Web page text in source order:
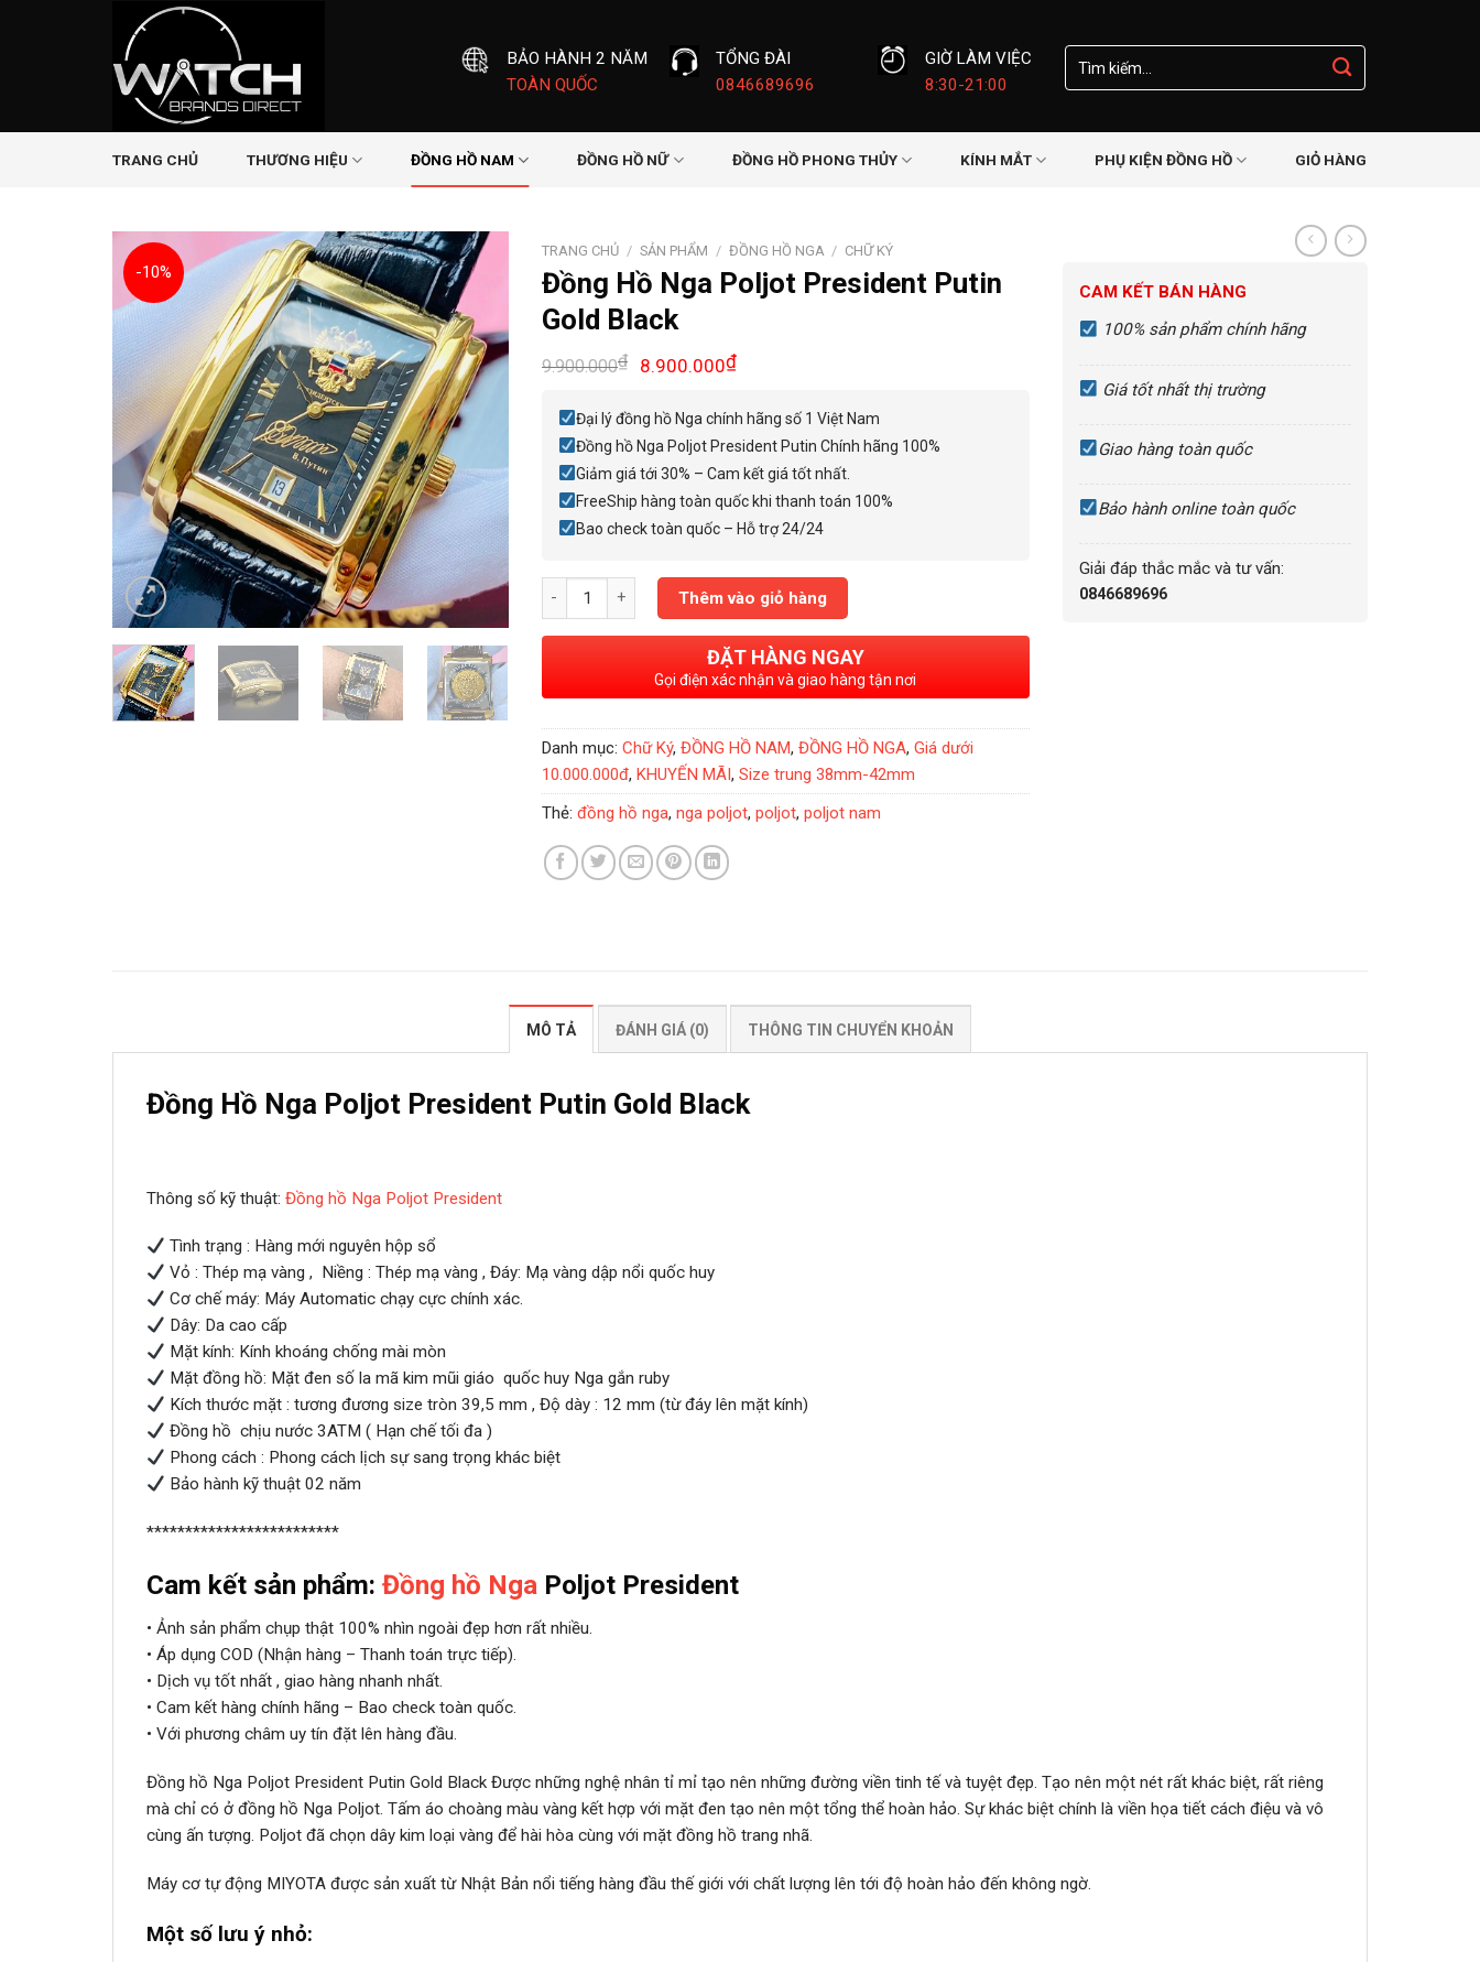
BẢO HÀNH 2 NĂM
TOÀN QUỐC
TỔNG ĐÀI
0846689696
GIỜ LÀM VIỆC
8:30-21:00
Tìm
kiếm:
TRANG CHỦ THƯƠNG HIỆU ĐỒNG HỒ NAM ĐỒNG HỒ NỮ ĐỒNG HỒ PHONG THỦY KÍNH MẮT PHỤ KIỆN ĐỒNG HỒ GIỎ HÀNG
-10%
TRANG CHỦ / SẢN PHẨM / ĐỒNG HỒ NGA / CHỮ KÝ
Đồng Hồ Nga Poljot President Putin
Gold Black
9.900.000₫
Giá
là:
9.900.000₫.
8.900.000₫Giá
tại
là:
8.900.000₫.
Đại lý đồng hồ Nga chính hãng số 1 Việt Nam
Đồng hồ Nga Poljot President Putin Chính hãng 100%
Giảm giá tới 30% – Cam kết giá tốt nhất.
FreeShip hàng toàn quốc khi thanh toán 100%
Bao check toàn quốc – Hỗ trợ 24/24
Đồng Hồ Nga Poljot President Putin Gold Black số lượng
Thêm vào giỏ hàng
ĐẶT HÀNG NGAY
Gọi điện xác nhận và giao hàng tận nơi
Danh mục: Chữ Ký, ĐỒNG HỒ NAM, ĐỒNG HỒ NGA, Giá dưới
10.000.000đ, KHUYẾN MÃI, Size trung 38mm-42mm
Thẻ: đồng hồ nga, nga poljot, poljot, poljot nam
CAM KẾT BÁN HÀNG
100% sản phẩm chính hãng
Giá tốt nhất thị trường
Giao hàng toàn quốc
Bảo hành online toàn quốc
Giải đáp thắc mắc và tư vấn:
0846689696
MÔ TẢ ĐÁNH GIÁ (0) THÔNG TIN CHUYỂN KHOẢN
Đồng Hồ Nga Poljot President Putin Gold Black
Thông số kỹ thuật: Đồng hồ Nga Poljot President
Tình trạng : Hàng mới nguyên hộp sổ
Vỏ : Thép mạ vàng , Niềng : Thép mạ vàng , Đáy: Mạ vàng dập nổi quốc huy
Cơ chế máy: Máy Automatic chạy cực chính xác.
Dây: Da cao cấp
Mặt kính: Kính khoáng chống mài mòn
Mặt đồng hồ: Mặt đen số la mã kim mũi giáo quốc huy Nga gắn ruby
Kích thước mặt : tương đương size tròn 39,5 mm , Độ dày : 12 mm (từ đáy lên mặt kính)
Đồng hồ chịu nước 3ATM ( Hạn chế tối đa )
Phong cách : Phong cách lịch sự sang trọng khác biệt
Bảo hành kỹ thuật 02 năm
*************************
Cam kết sản phẩm: Đồng hồ Nga Poljot President
• Ảnh sản phẩm chụp thật 100% nhìn ngoài đẹp hơn rất nhiều.
• Áp dụng COD (Nhận hàng – Thanh toán trực tiếp).
• Dịch vụ tốt nhất , giao hàng nhanh nhất.
• Cam kết hàng chính hãng – Bao check toàn quốc.
• Với phương châm uy tín đặt lên hàng đầu.
Đồng hồ Nga Poljot President Putin Gold Black Được những nghệ nhân tỉ mỉ tạo nên những đường viền tinh tế và tuyệt đẹp. Tạo nên một nét rất khác biệt, rất riêng
mà chỉ có ở đồng hồ Nga Poljot. Tấm áo choàng màu vàng kết hợp với mặt đen tạo nên một tổng thể hoàn hảo. Sự khác biệt chính là viền họa tiết cách điệu và vô
cùng ấn tượng. Poljot đã chọn dây kim loại vàng để hài hòa cùng với mặt đồng hồ trang nhã.
Máy cơ tự động MIYOTA được sản xuất từ Nhật Bản nổi tiếng hàng đầu thế giới với chất lượng lên tới độ hoàn hảo đến không ngờ.
Một số lưu ý nhỏ: